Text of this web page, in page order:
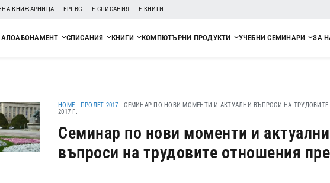
КНИЖАРНИЦА EPI.BG Е-СПИСАНИЯ Е-КНИГИ
АБОНАМЕНТ СПИСАНИЯ КНИГИ КОМПЮТЪРНИ ПРОДУКТИ УЧЕБНИ СЕМИНАРИ ЗА
HOME - ПРОЛЕТ 2017 -СЕМИНАР ПО НОВИ МОМЕНТИ И АКТУАЛНИ ВЪПРОСИ НА
2017 Г.
Семинар по нови моменти и актуални
въпроси на трудовите отношения